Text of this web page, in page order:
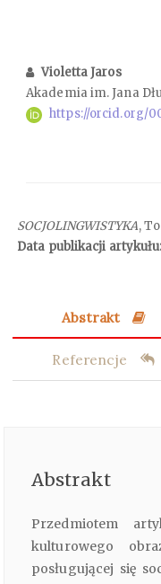
Violetta Jaros
Akademia im. Jana
https://orcid.org/
SOCJOLINGWISTYKA,
Data publikacji artykułu:
Abstrakt
Referencje
Abstrakt
Przedmiotem
kulturowego
posługującej się